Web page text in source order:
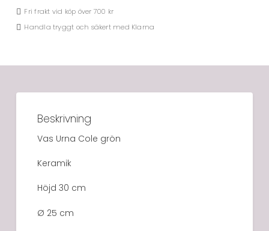
Fri frakt vid köp över 700 kr
Handla tryggt och säkert med Klarna
Beskrivning
Vas Urna Cole grön
Keramik
Höjd 30 cm
Ø 25 cm